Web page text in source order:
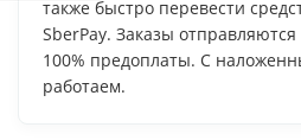
также быстро перевести
SberPay. Заказы отправляются
100% предоплаты. С
работаем.